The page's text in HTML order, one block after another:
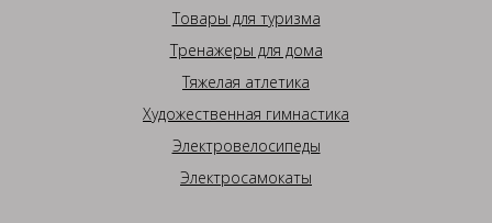
Товары для туризма
Тренажеры для дома
Тяжелая атлетика
Художественная гимнастика
Электровелосипеды
Электросамокаты